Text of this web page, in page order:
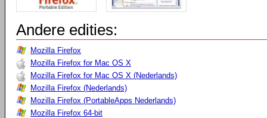
Andere edities:
Mozilla Firefox
Mozilla Firefox for Mac OS X
Mozilla Firefox for Mac OS X (Nederlands)
Mozilla Firefox (Nederlands)
Mozilla Firefox (PortableApps Nederlands)
Mozilla Firefox 64-bit